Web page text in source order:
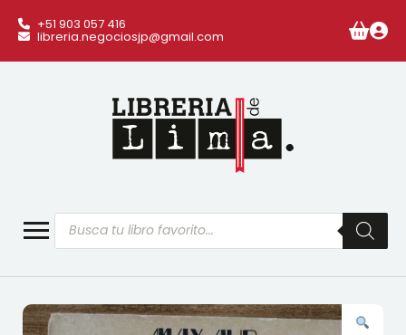
+51 903 057 416
libreria.negociosjp@gmail.com
Búsqueda
de
productos